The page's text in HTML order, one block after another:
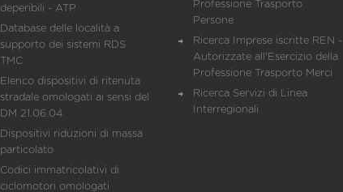
deperibili - ATP
Database delle località a
supporto dei sistemi RDS
TMC
Elenco dispositivi di ritenuta
stradale omologati ai sensi del
DM 21.06.04
Dispositivi riduzioni di massa
particolato
Codici immatricolativi di
ciclomotori omologati
Professione Trasporto
Persone
Ricerca Imprese iscritte REN -
Autorizzate all'Esercizio della
Professione Trasporto Merci
Ricerca Servizi di Linea
Interregionali